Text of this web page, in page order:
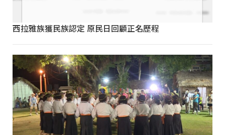
西拉雅族獲民族認定 原民日回顧正名歷程